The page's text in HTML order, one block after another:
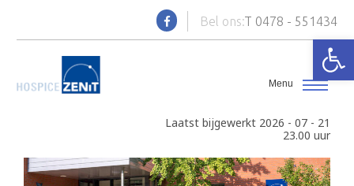
Bel ons:T 0478 - 551434
Laatst bijgewerkt 2026 - 07 - 21
23.00 uur